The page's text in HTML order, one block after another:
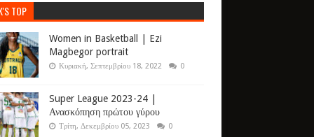
TOP
Women in Basketball | Ezi
Magbegor portrait
Κυριακή, Σεπτεμβρίου 18, 2022 0
Super League 2023-24 |
Ανασκόπηση πρώτου γύρου
Τρίτη, Δεκεμβρίου 05, 2023 0